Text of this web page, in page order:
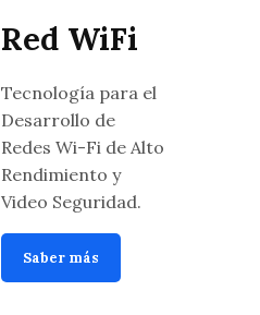
Red WiFi
Tecnología para el
Desarrollo de
Redes Wi-Fi de Alto
Rendimiento y
Video Seguridad.
Saber más